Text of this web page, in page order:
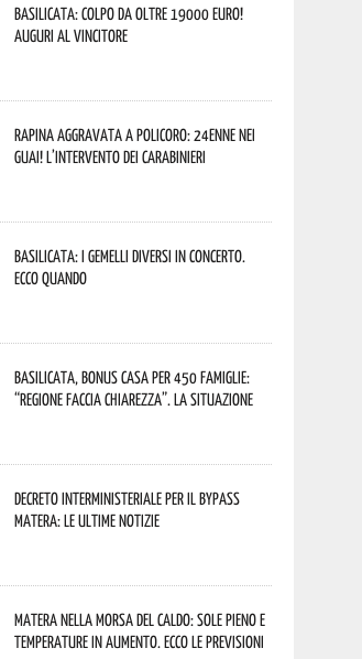
Basilicata: colpo da oltre 19000 Euro!
Auguri al vincitore
Rapina aggravata a Policoro: 24enne nei
guai! L’intervento dei Carabinieri
Basilicata: i Gemelli DiVersi in concerto.
Ecco quando
Basilicata, Bonus casa per 450 famiglie:
“Regione faccia chiarezza”. La situazione
Decreto interministeriale per il Bypass
Matera: le ultime notizie
Matera nella morsa del caldo: sole pieno e
temperature in aumento. Ecco le previsioni